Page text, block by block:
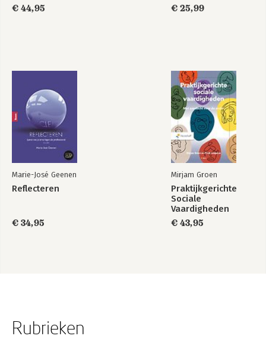
€ 44,95
€ 25,99
Marie-José Geenen
Reflecteren
€ 34,95
Mirjam Groen
Praktijkgerichte
Sociale
Vaardigheden
€ 43,95
Rubrieken